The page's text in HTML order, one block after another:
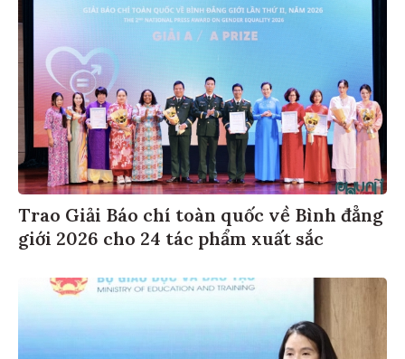
Trao Giải Báo chí toàn quốc về Bình đẳng
giới 2026 cho 24 tác phẩm xuất sắc